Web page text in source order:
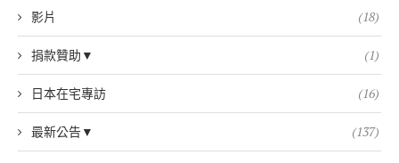
影片 (18)
捐款贊助▼ (1)
日本在宅專訪 (16)
最新公告▼ (137)